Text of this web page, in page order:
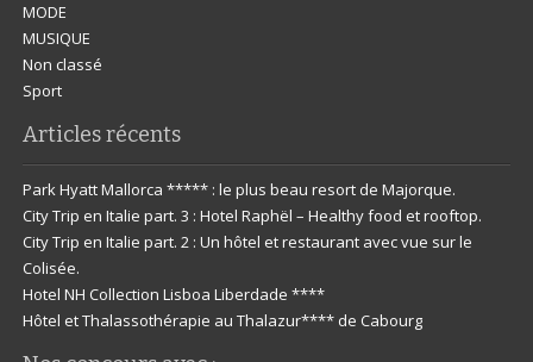
MODE
MUSIQUE
Non classé
Sport
Articles récents
Park Hyatt Mallorca ***** : le plus beau resort de Majorque.
City Trip en Italie part. 3 : Hotel Raphël – Healthy food et rooftop.
City Trip en Italie part. 2 : Un hôtel et restaurant avec vue sur le
Colisée.
Hotel NH Collection Lisboa Liberdade ****
Hôtel et Thalassothérapie au Thalazur**** de Cabourg